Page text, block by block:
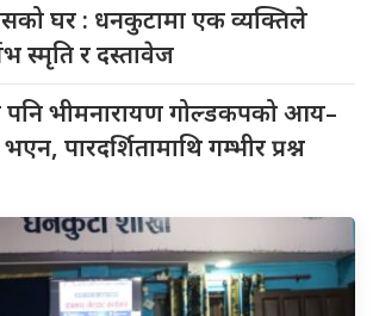
घर : धनकुटामा एक व्यक्तिले
स्मृति र दस्तावेज
पनि भीमनारायण गोल्डकपको आय–
पारदर्शितामाथि गम्भीर प्रश्न